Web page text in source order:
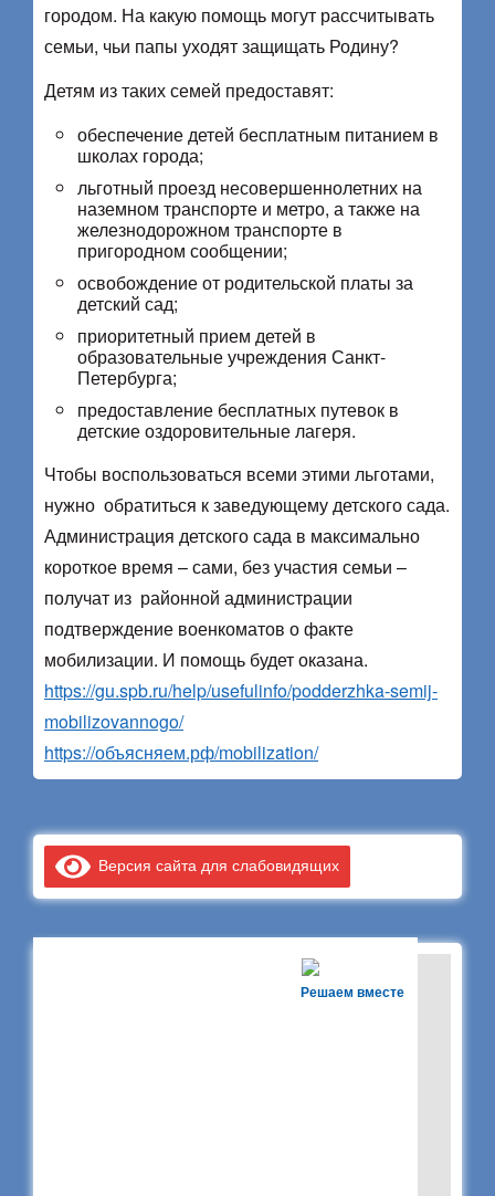
городом. На какую помощь могут рассчитывать
семьи, чьи папы уходят защищать Родину?
Детям из таких семей предоставят:
обеспечение детей бесплатным питанием в
школах города;
льготный проезд несовершеннолетних на
наземном транспорте и метро, а также на
железнодорожном транспорте в
пригородном сообщении;
освобождение от родительской платы за
детский сад;
приоритетный прием детей в
образовательные учреждения Санкт-
Петербурга;
предоставление бесплатных путевок в
детские оздоровительные лагеря.
Чтобы воспользоваться всеми этими льготами,
нужно обратиться к заведующему детского сада.
Администрация детского сада в максимально
короткое время – сами, без участия семьи –
получат из районной администрации
подтверждение военкоматов о факте
мобилизации. И помощь будет оказана.
https://gu.spb.ru/help/usefulinfo/podderzhka-semij-
mobilizovannogo/
https://объясняем.рф/mobilization/
Версия сайта для слабовидящих
Решаем вместе